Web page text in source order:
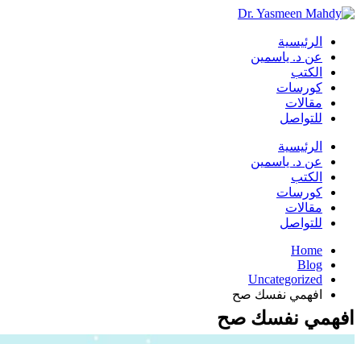
الرئيسية
عن د. ياسمين
الكتب
كورسات
مقالات
للتواصل
الرئيسية
عن د. ياسمين
الكتب
كورسات
مقالات
للتواصل
Home
Blog
Uncategorized
افهمي نفسك صح
افهمي نفسك صح